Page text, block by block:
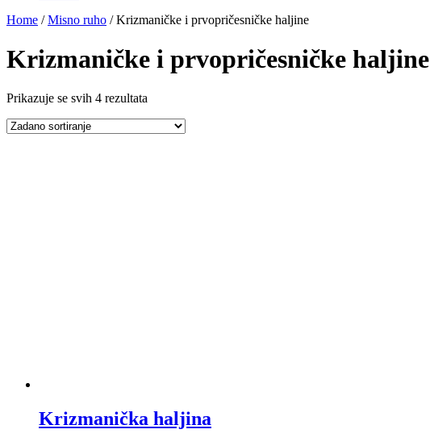
Home / Misno ruho / Krizmaničke i prvopričesničke haljine
Krizmaničke i prvopričesničke haljine
Prikazuje se svih 4 rezultata
Krizmanička haljina